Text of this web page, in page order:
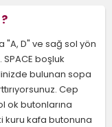
"A, D" ve sağ sol yön
boşluk
bulunan sopa
Cep
ok butonlarına
kuru kafa butonuna